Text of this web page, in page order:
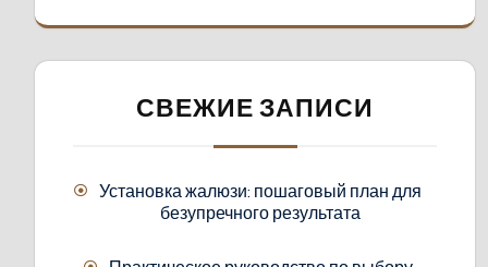
СВЕЖИЕ ЗАПИСИ
Установка жалюзи: пошаговый план для
безупречного результата